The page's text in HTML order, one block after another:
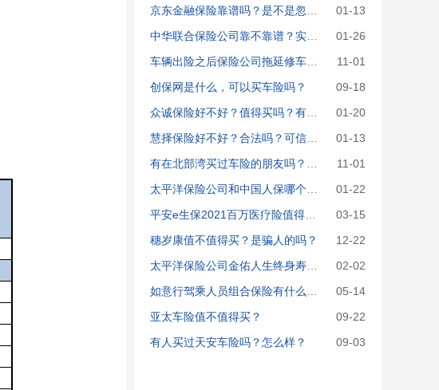
京东金融保险靠谱吗？是不是忽悠人的？看完这篇文章你就知道了！
01-13
中华联合保险公司靠不靠谱？实力怎么样？一文解读！
01-26
车辆出险之后保险公司拖延修车理赔怎么办？怎么投诉
11-01
创保网是什么，可以买车险吗？
09-18
众诚保险好不好？值得买吗？有什么问题要注意？
01-20
慧择保险好不好？合法吗？可信度如何？深度分析！
01-13
有在北部湾买过车险的朋友吗？怎么样？
11-01
太平洋保险公司和中国人保哪个好？谁实力更强？可以买哪家的产品？独家解析！
01-22
平安e生保2021百万医疗险值得投保吗？一文给出答案！
03-15
穗岁康值不值得买？是骗人的吗？
12-22
太平洋保险公司金佑人生终身寿险分红型A款2017怎么样？值得买吗？一文深度分析！
02-02
如意行驾乘人员组合保险有什么优缺点
05-14
亚太车险值不值得买？
09-22
有人买过天安车险吗？怎么样？
09-03